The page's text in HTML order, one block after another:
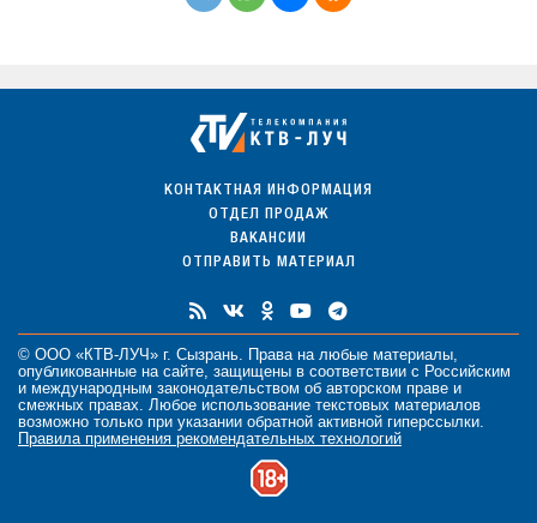
КОНТАКТНАЯ ИНФОРМАЦИЯ
ОТДЕЛ ПРОДАЖ
ВАКАНСИИ
ОТПРАВИТЬ МАТЕРИАЛ
© ООО «КТВ-ЛУЧ» г. Сызрань. Права на любые материалы
опубликованные на сайте, защищены в соответствии с Российским
и международным законодательством об авторском праве и
смежных правах. Любое использование текстовых материалов
возможно только при указании обратной активной гиперссылки.
Правила применения рекомендательных технологий